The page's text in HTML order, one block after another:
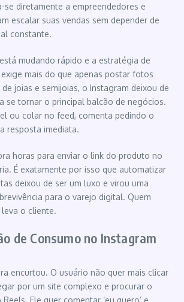
se diretamente a empreendedores e
escalar suas vendas sem depender de
constante.
mudando rápido e a estratégia de
mais do que apenas postar fotos
de joias e semijoias, o Instagram deixou de
se tornar o principal balcão de negócios.
ou colar no feed, comenta pedindo o
resposta imediata.
horas para enviar o link do produto no
É exatamente por isso que automatizar
deixou de ser um luxo e virou uma
para o varejo digital. Quem
o cliente.
de Consumo no Instagram
encurtou. O usuário não quer mais clicar
por um site complexo e procurar o
Ele quer comentar ‘eu quero’ e